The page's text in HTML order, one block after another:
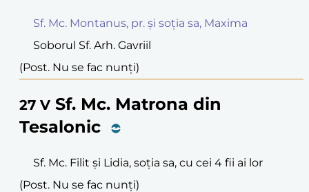
Sf. Mc. Montanus, pr. și soția sa, Maxima
Soborul Sf. Arh. Gavriil
(Post. Nu se fac nunți)
27 V Sf. Mc. Matrona din
Tesalonic
Sf. Mc. Filit și Lidia, soția sa, cu cei 4 fii ai lor
(Post. Nu se fac nunți)